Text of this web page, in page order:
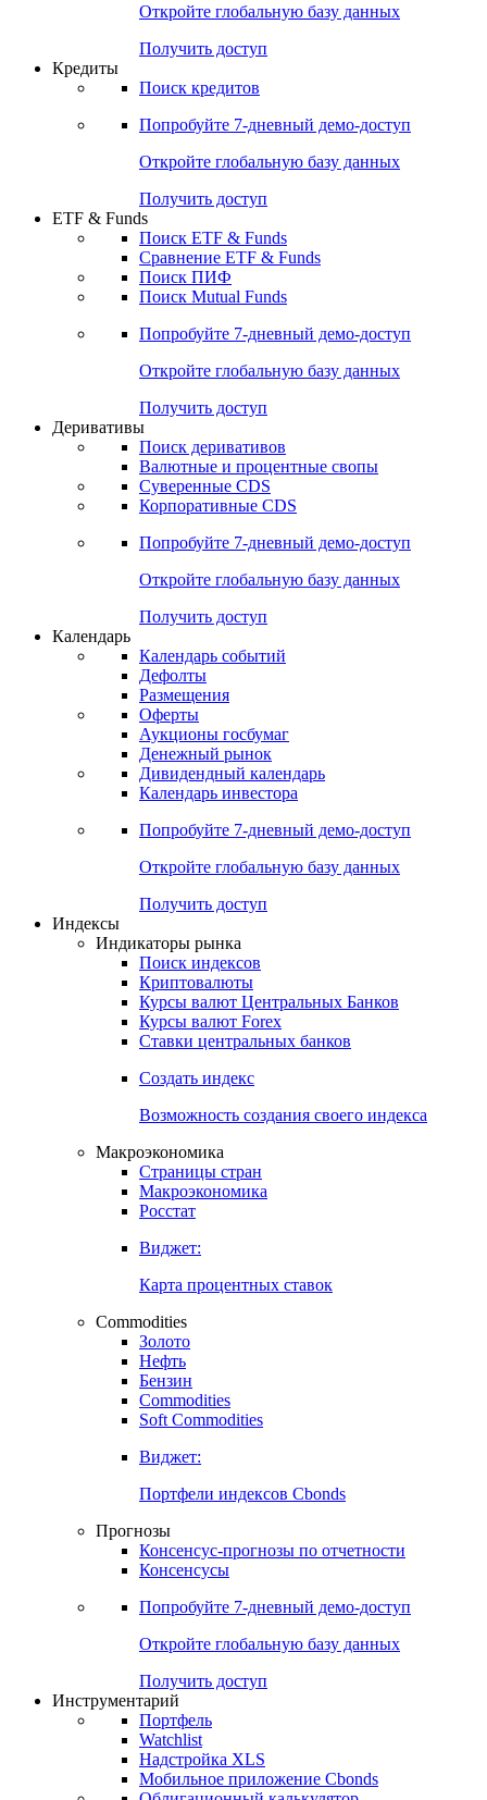
Откройте глобальную базу данных
Получить доступ
Кредиты
Поиск кредитов
Попробуйте 7-дневный демо-доступ
Откройте глобальную базу данных
Получить доступ
ETF & Funds
Поиск ETF & Funds
Сравнение ETF & Funds
Поиск ПИФ
Поиск Mutual Funds
Попробуйте 7-дневный демо-доступ
Откройте глобальную базу данных
Получить доступ
Деривативы
Поиск деривативов
Валютные и процентные свопы
Суверенные CDS
Корпоративные CDS
Попробуйте 7-дневный демо-доступ
Откройте глобальную базу данных
Получить доступ
Календарь
Календарь событий
Дефолты
Размещения
Оферты
Аукционы госбумаг
Денежный рынок
Дивидендный календарь
Календарь инвестора
Попробуйте 7-дневный демо-доступ
Откройте глобальную базу данных
Получить доступ
Индексы
Индикаторы рынка
Поиск индексов
Криптовалюты
Курсы валют Центральных Банков
Курсы валют Forex
Ставки центральных банков
Создать индекс
Возможность создания своего индекса
Макроэкономика
Страницы стран
Макроэкономика
Росстат
Виджет:
Карта процентных ставок
Commodities
Золото
Нефть
Бензин
Commodities
Soft Commodities
Виджет:
Портфели индексов Cbonds
Прогнозы
Консенсус-прогнозы по отчетности
Консенсусы
Попробуйте 7-дневный демо-доступ
Откройте глобальную базу данных
Получить доступ
Инструментарий
Портфель
Watchlist
Надстройка XLS
Мобильное приложение Cbonds